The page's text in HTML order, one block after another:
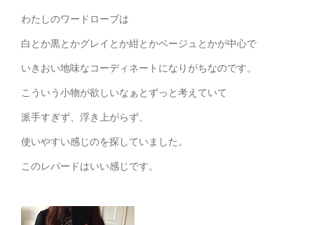
わたしのワードローブは
白とか黒とかグレイとか紺とかベージュとかが中心で
いきおい地味なコーディネートになりがちなのです。
こういう小物が欲しいなぁとずっと考えていて
派手すぎず、浮き上がらず、
使いやすい感じのを探していました。
このレパードはいい感じです。